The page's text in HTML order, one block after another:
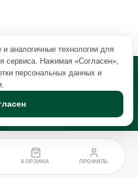
КОРЗИНА ПРОФИЛЬ
аналогичные технологии для
сервиса. Нажимая «Согласен»,
персональных данных и
.